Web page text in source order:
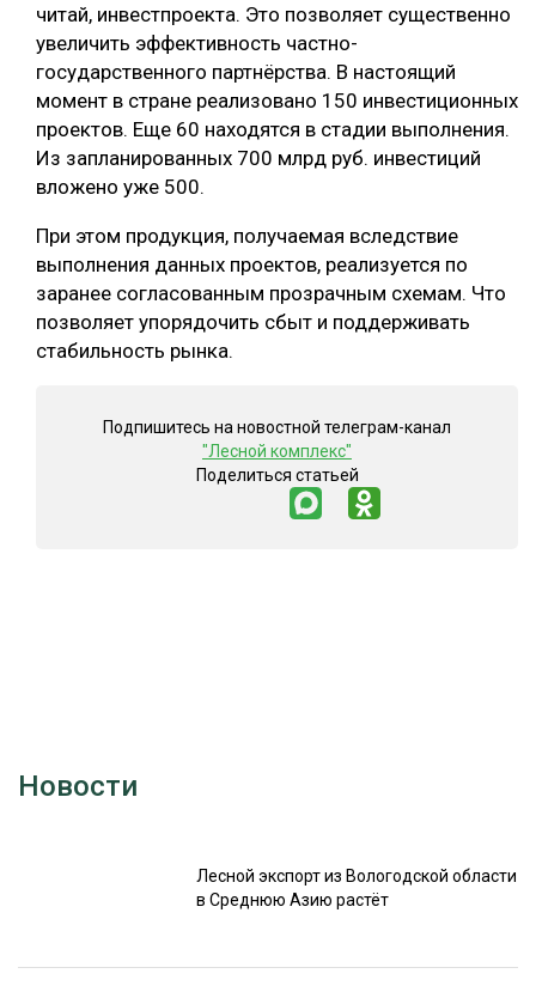
читай, инвестпроекта. Это позволяет существенно
увеличить эффективность частно-
государственного партнёрства. В настоящий
момент в стране реализовано 150 инвестиционных
проектов. Еще 60 находятся в стадии выполнения.
Из запланированных 700 млрд руб. инвестиций
вложено уже 500.
При этом продукция, получаемая вследствие
выполнения данных проектов, реализуется по
заранее согласованным прозрачным схемам. Что
позволяет упорядочить сбыт и поддерживать
стабильность рынка.
Подпишитесь на новостной телеграм-канал
"Лесной комплекс"
Поделиться статьей
Новости
Лесной экспорт из Вологодской области
в Среднюю Азию растёт